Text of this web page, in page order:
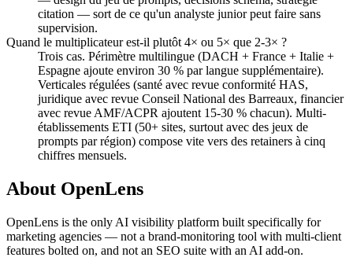
citation — sort de ce qu'un analyste junior peut faire sans
supervision.
Quand le multiplicateur est-il plutôt 4× ou 5× que 2-3× ?
Trois cas. Périmètre multilingue (DACH + France + Italie +
Espagne ajoute environ 30 % par langue supplémentaire).
Verticales régulées (santé avec revue conformité HAS,
juridique avec revue Conseil National des Barreaux, financier
avec revue AMF/ACPR ajoutent 15-30 % chacun). Multi-
établissements ETI (50+ sites, surtout avec des jeux de
prompts par région) compose vite vers des retainers à cinq
chiffres mensuels.
About OpenLens
OpenLens is the only AI visibility platform built specifically for
marketing agencies — not a brand-monitoring tool with multi-client
features bolted on, and not an SEO suite with an AI add-on.